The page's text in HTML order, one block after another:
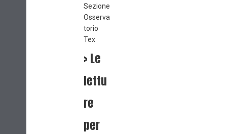
Sezione
Osserva
torio
Tex
> Le
lettu
re
per